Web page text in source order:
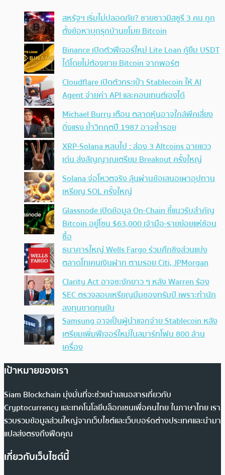
สหรัฐฯ เริ่มไม่ปลอดภัย? ชายชาวมิสซูรี 3 คน ถูก
ตั้งข้อหาบุกรุกบ้านขโมย Bitcoin
Binance เปิดตัวฟีเจอร์ใหม่ Lite Loan กู้ยืม USDT
ได้โดยไม่ต้องขาย Bitcoin จากพอร์ต
Cloudflare เปิดตัวกระเป๋า Stablecoin ให้ AI
Agent จ่ายค่า API และคอนเทนต์เองได้
Michael Burry เตือน ตลาดหุ้นอาจใกล้พีคเสี่ยง
ดิ่งแรง ย้ำวิกฤตปี 1987 อาจซ้ำรอย
XRP-Solana หลบไป : ส่อง 3 Altcoins ฉายแวว
เด่น ส่งสัญญาณเตรียม Breakout ครั้งใหญ่
Solana จ่อโหวตจริง ลุ้นผ่านข้อเสนอเผาอุปทาน
เหรียญ SOL ครั้งใหญ่
Glassnode เปิดข้อมูล On-Chain ชี้แนวรับสำคัญ
Bitcoin อยู่โซน $63,000 เจ้ามือ-รายย่อยแห่ช้อน
ซื้อ
ธนาคารใหญ่ Wells Fargo ร่วมศึกชิงส่วนแบ่ง
ตลาดโทเคนเงินฝาก ตามรอย Citi, JPMorgan
Clarity Act อาจชะงักยาว ๆ หลัง Warren ร้อง
SEC ตรวจสอบเหรียญมีมของทรัมป์ เพราะทำนัก
ลงทุนขาดทุนยับ
Samsung อาจเป็นผู้นำแจกจ่าย Stablecoin หลัง
เตรียมเพิ่มฟีเจอร์ใหม่ในสมาร์ทโฟน 800 ล้าน
เครื่อง
เป้าหมายของเรา
Siam Blockchain มุ่งมั่นที่จะช่วยนำเสนอสารเกี่ยวกับ
Cryptocurrency และเทคโนโลยีบล็อกเชนเพื่อคนไทย ในภาษาไทย เรา
รวบรวมข้อมูลส่วนใหญ่จากเว็บไซต์และเว็บบอร์ดต่างประเทศและนำมา
แปลส่งตรงถึงฟีดคุณ
เกี่ยวกับเว็บไซต์นี้